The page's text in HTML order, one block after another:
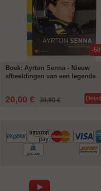
-
Boek: Ayrton Senna - Nieuw
afbeeldingen van een legende
20,00 € 39,90 €